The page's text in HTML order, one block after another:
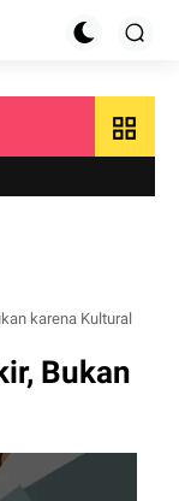
grid_view
karena Kultural
Bukan